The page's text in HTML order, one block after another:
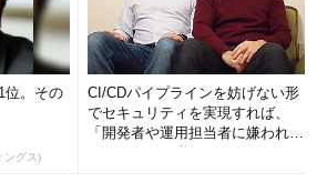
位。その
ングス)
CI/CDパイプラインを妨げない形
でセキュリティを実現すれば、
「開発者や運用担当者に嫌われな